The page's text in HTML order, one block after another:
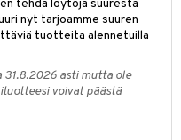
tehdä löytöjä suuresta
nyt tarjoamme suuren
tuotteita alennetuilla
31.8.2026 asti mutta ole
voivat päästä